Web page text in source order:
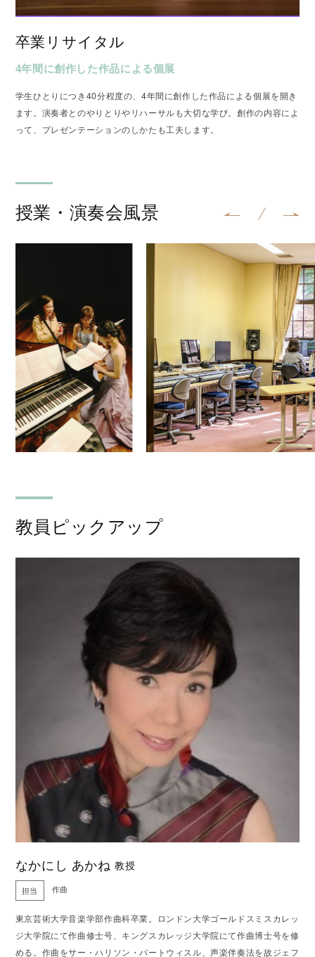
卒業リサイタル
4年間に創作した作品による個展
学生ひとりにつき40分程度の、4年間に創作した作品による個展を開き
ます。演奏者とのやりとりやリハーサルも大切な学び。創作の内容によ
って、プレゼンテーションのしかたも工夫します。
授業・演奏会風景
教員ピックアップ
なかにし あかね 教授
担当 作曲
東京芸術大学音楽学部作曲科卒業。ロンドン大学ゴールドスミスカレッ
ジ大学院にて作曲修士号、キングスカレッジ大学院にて作曲博士号を修
める。作曲をサー・ハリソン・バートウィスル、声楽伴奏法を故ジェフ